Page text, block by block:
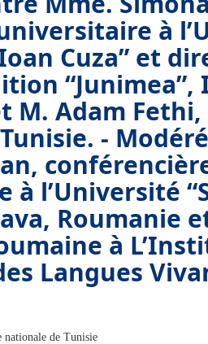
à
Cuza” et
“Junimea”,
M. Adam
-
à l’Université
Roumanie
à
Langues
nationale de Tunisie